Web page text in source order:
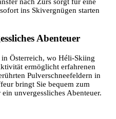
ins Skivergnügen starten
Abenteuer
Österreich, wo Héli-Skiing
ermöglicht erfahrenen
Pulverschneefeldern in
bringt Sie bequem zum
unvergessliches Abenteuer.